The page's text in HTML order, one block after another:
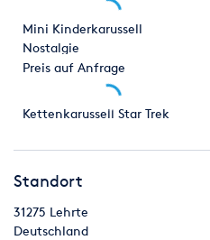
Mini Kinderkarussell
Nostalgie
Pferdchenkarussell Karussell
Preis auf Anfrage
Kettenkarussell Star Trek
Standort
31275 Lehrte
Deutschland